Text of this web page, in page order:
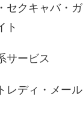
セクキャバ・
ト
サービス
レディ・メー